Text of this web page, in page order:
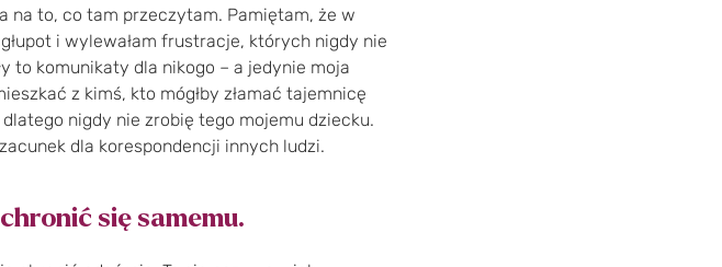
na to, co tam przeczytam. Pamiętam, że w
i wylewałam frustracje, których nigdy nie
to komunikaty dla nikogo – a jedynie moja
z kimś, kto mógłby złamać tajemnicę
nigdy nie zrobię tego mojemu dziecku.
dla korespondencji innych ludzi.
się samemu.